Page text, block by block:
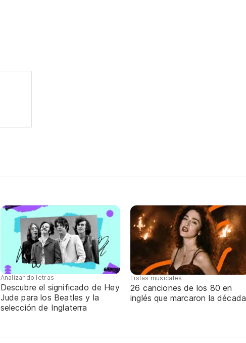
Analizando letras
Descubre el significado de Hey
Jude para los Beatles y la
selección de Inglaterra
Listas musicales
26 canciones de los 80 en
inglés que marcaron la década